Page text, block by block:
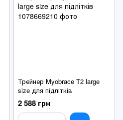
Трейнер Myobrace T2 large
size для підлітків
2 588 грн